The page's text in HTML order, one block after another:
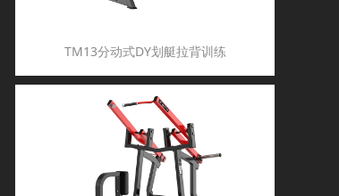
TM13分动式DY划艇拉背训练